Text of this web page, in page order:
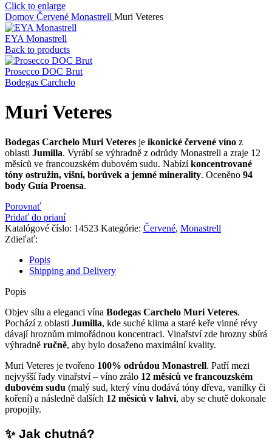
Click to enlarge
Domov Červené Monastrell Muri Veteres
EYA Monastrell
Back to products
Prosecco DOC Brut
Bodegas Carchelo
Muri Veteres
Bodegas Carchelo Muri Veteres je ikonické červené víno z
oblasti Jumilla. Vyrábí se výhradně z odrůdy Monastrell a zraje 12
měsíců ve francouzském dubovém sudu. Nabízíkoncentrované
tóny ostružin, višní, borůvek a jemné minerality. Oceněno 94
body Guía Proensa.
Porovnať
Pridať do prianí
Katalógové číslo: 14523 Kategórie: Červené, Monastrell
Zdieľať:
Popis
Shipping and Delivery
Popis
Objev sílu a eleganci vína Bodegas Carchelo Muri Veteres.
Pochází z oblasti Jumilla, kde suché klima a staré keře vinné révy
dávají hroznům mimořádnou koncentraci. Vinařství zde hrozny sbírá
výhradně ručně, aby bylo dosaženo maximální kvality.
Muri Veteres je tvořeno 100% odrůdou Monastrell. Patří mezi
nejvyšší řady vinařství – víno zrálo 12 měsíců ve francouzském
dubovém sudu (malý sud, který vínu dodává tóny dřeva, vanilky či
koření) a následně dalších 12 měsíců v lahvi, aby se chutě dokonale
propojily.
✨ Jak chutná?